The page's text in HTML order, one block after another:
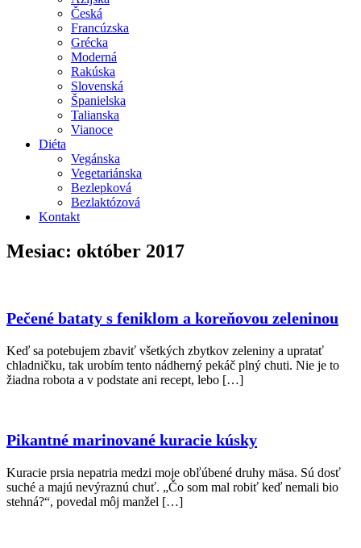
Česká
Francúzska
Grécka
Moderná
Rakúska
Slovenská
Španielska
Talianska
Vianoce
Diéta
Vegánska
Vegetariánska
Bezlepková
Bezlaktózová
Kontakt
Mesiac: október 2017
Pečené bataty s feniklom a koreňovou zeleninou
Keď sa potebujem zbaviť všetkých zbytkov zeleniny a upratať
chladničku, tak urobím tento nádherný pekáč plný chuti. Nie je to
žiadna robota a v podstate ani recept, lebo […]
Pikantné marinované kuracie kúsky
Kuracie prsia nepatria medzi moje obľúbené druhy mäsa. Sú dosť
suché a majú nevýraznú chuť. „Čo som mal robiť keď nemali bio
stehná?“, povedal môj manžel […]